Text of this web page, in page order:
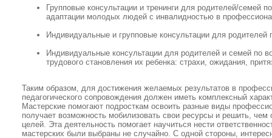
Групповые консультации и тренинги для родителей/
адаптации молодых людей с инвалидностью в
Индивидуальные и групповые консультации для
Индивидуальные консультации для родителей и семей по
трудового становления их ребенка: страхи, ожидания,
Таким образом, для достижения желаемых результатов в
педагогического сопровождения должен иметь комплексный
Мастерские помогают подросткам освоить разные виды
получает возможность мобилизовать свои ресурсы и решить,
целей. Эта деятельность помогает научиться нести
мастерских были выбраны не случайно. С одной стороны,